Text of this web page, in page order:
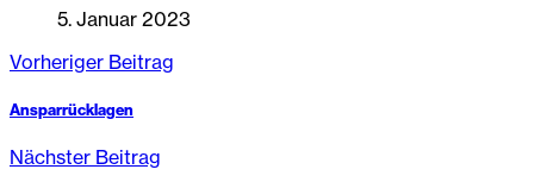
5. Januar 2023
Vorheriger Beitrag
Ansparrücklagen
Nächster Beitrag